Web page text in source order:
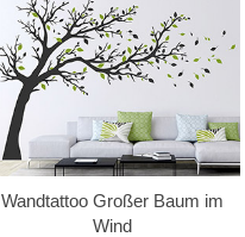
Wandtattoo Großer Baum im
Wind